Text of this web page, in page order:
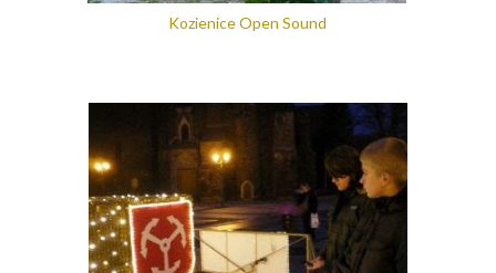
Kozienice Open Sound